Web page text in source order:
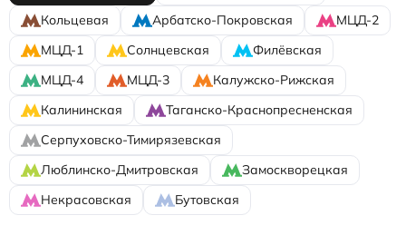
Кольцевая
Арбатско-Покровская
МЦД-2
МЦД-1
Солнцевская
Филёвская
МЦД-4
МЦД-3
Калужско-Рижская
Калининская
Таганско-Краснопресненская
Серпуховско-Тимирязевская
Люблинско-Дмитровская
Замоскворецкая
Некрасовская
Бутовская